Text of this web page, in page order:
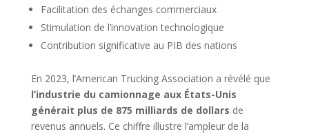
Facilitation des échanges commerciaux
Stimulation de l’innovation technologique
Contribution significative au PIB des nations
En 2023, l’American Trucking Association a révélé que
l’industrie du camionnage aux États-Unis
générait plus de 875 milliards de dollars de
revenus annuels. Ce chiffre illustre l’ampleur de la